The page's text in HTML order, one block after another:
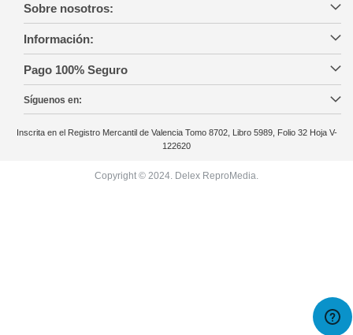
Sobre nosotros:
Información:
Pago 100% Seguro
Síguenos en:
Inscrita en el Registro Mercantil de Valencia Tomo 8702, Libro 5989, Folio 32 Hoja V-
122620
Copyright © 2024. Delex ReproMedia.